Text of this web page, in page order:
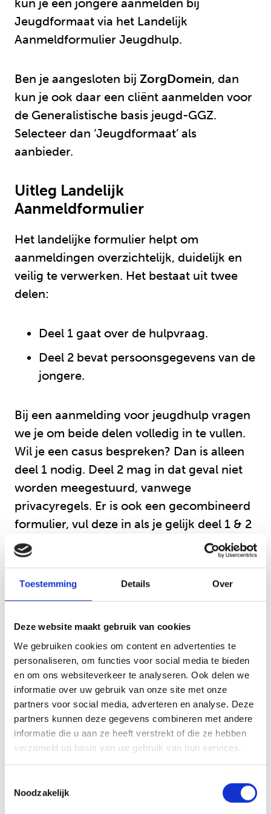
Toestemming Details Over
Deze website maakt gebruik van cookies
We gebruiken cookies om content en advertenties te
personaliseren, om functies voor social media te bieden
en om ons websiteverkeer te analyseren. Ook delen we
informatie over uw gebruik van onze site met onze
partners voor social media, adverteren en analyse. Deze
partners kunnen deze gegevens combineren met andere
informatie die u aan ze heeft verstrekt of die ze hebben
verzameld op basis van uw gebruik van hun services.
Noodzakelijk
kun je een jongere aanmelden bij
Jeugdformaat via het Landelijk
Aanmeldformulier Jeugdhulp.
Ben je aangesloten bij ZorgDomein, dan
kun je ook daar een cliënt aanmelden voor
de Generalistische basis jeugd-GGZ.
Selecteer dan ‘Jeugdformaat’ als
aanbieder.
Uitleg Landelijk
Aanmeldformulier
Het landelijke formulier helpt om
aanmeldingen overzichtelijk, duidelijk en
veilig te verwerken. Het bestaat uit twee
delen:
Deel 1 gaat over de hulpvraag.
Deel 2 bevat persoonsgegevens van de
jongere.
Bij een aanmelding voor jeugdhulp vragen
we je om beide delen volledig in te vullen.
Wil je een casus bespreken? Dan is alleen
deel 1 nodig. Deel 2 mag in dat geval niet
worden meegestuurd, vanwege
privacyregels. Er is ook een gecombineerd
formulier, vul deze in als je gelijk deel 1 & 2
wilt opsturen.
Download eerst het juiste
formulier en vul deze in.
Verstuur daarna het ingevulde
formulier via het roze blok
hieronder naar Jeugdformaat.
Landelijk Aanmeldformulier